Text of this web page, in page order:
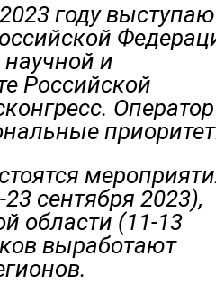
году
и
Российской
Оператор
сентября 2023),
области (11-13
выработают